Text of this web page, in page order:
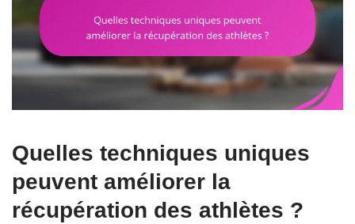
Quelles techniques uniques
peuvent améliorer la
récupération des athlètes ?